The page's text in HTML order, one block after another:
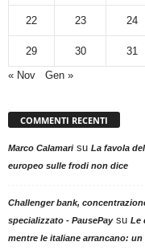
22 23 24
29 30
31
« Nov
Gen »
COMMENTI RECENTI
Marco Calamarisu La favola
europeo sulle frodi non dice
Challenger bank,
specializzato - PausePaysu Le
mentre le italiane arrancano: